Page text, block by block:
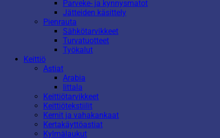
Parveke- ja kynnysmatot
Jätteiden käsittely
Pienrauta
Sähkötarvikkeet
Turvatuotteet
Työkalut
Keittiö
Astiat
Arabia
Iittala
Keittiötarvikkeet
Keittiötekstiilit
Kernit ja vahakankaat
Kertakäyttöastiat
Kylmälaukut